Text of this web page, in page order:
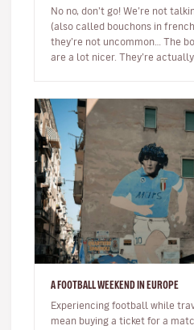
No no, don’t go! We’re not
(also called bouchons in
they’re not uncommon… The
are a lot nicer. They’re
A FOOTBALL WEEKEND IN EUROPE
Experiencing football while
mean buying a ticket for a